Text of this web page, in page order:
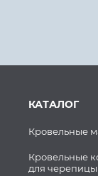
КАТАЛОГ
Кровельные
Кровельные
для черепицы